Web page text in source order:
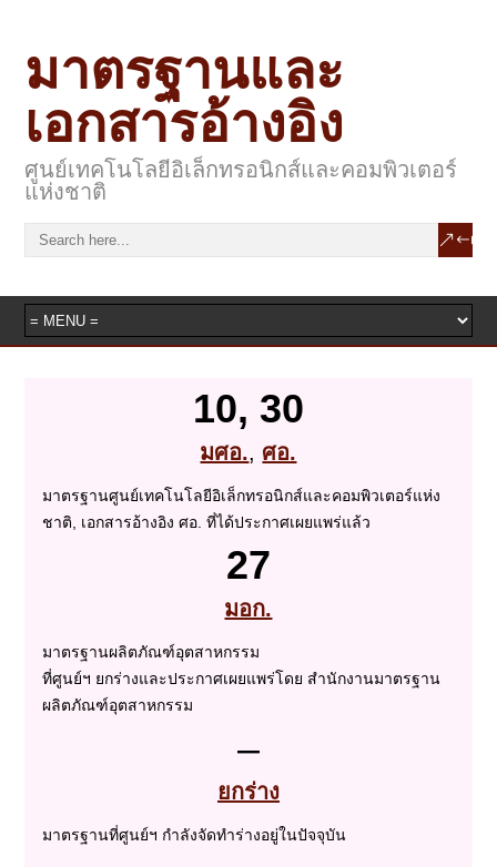
มาตรฐานและ
เอกสารอ้างอิง
ศูนย์เทคโนโลยีอิเล็กทรอนิกส์และคอมพิวเตอร์
แห่งชาติ
10, 30
มศอ., ศอ.
มาตรฐานศูนย์เทคโนโลยีอิเล็กทรอนิกส์และคอมพิวเตอร์แห่ง
ชาติ, เอกสารอ้างอิง ศอ. ที่ได้ประกาศเผยแพร่แล้ว
27
มอก.
มาตรฐานผลิตภัณฑ์อุตสาหกรรม
ที่ศูนย์ฯ ยกร่างและประกาศเผยแพร่โดย สำนักงานมาตรฐาน
ผลิตภัณฑ์อุตสาหกรรม
–
ยกร่าง
มาตรฐานที่ศูนย์ฯ กำลังจัดทำร่างอยู่ในปัจจุบัน